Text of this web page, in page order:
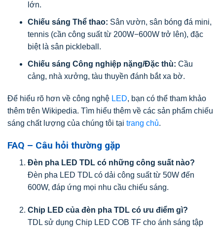
lớn.
Chiếu sáng Thể thao: Sân vườn, sân bóng đá mini,
tennis (cần công suất từ 200W−600W trở lên), đặc
biệt là sân pickleball.
Chiếu sáng Công nghiệp nặng/Đặc thù: Cầu
cảng, nhà xưởng, tàu thuyền đánh bắt xa bờ.
Để hiểu rõ hơn về công nghệ LED, bạn có thể tham khảo
thêm trên Wikipedia. Tìm hiểu thêm về các sản phẩm chiếu
sáng chất lượng của chúng tôi tại trang chủ.
FAQ – Câu hỏi thường gặp
Đèn pha LED TDL có những công suất nào?
Đèn pha LED TDL có dải công suất từ 50W đến
600W, đáp ứng mọi nhu cầu chiếu sáng.
Chip LED của đèn pha TDL có ưu điểm gì?
TDL sử dụng Chip LED COB TF cho ánh sáng tập